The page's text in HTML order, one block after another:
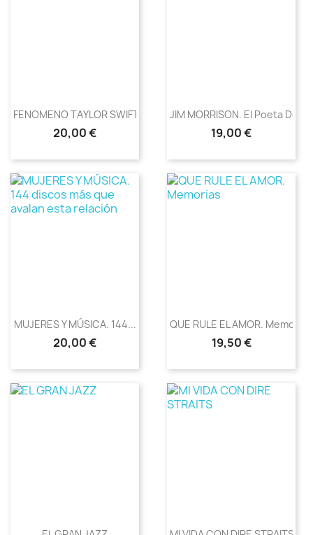
FENOMENO TAYLOR SWIFT
Precio
20,00 €
JIM MORRISON. El Poeta Del...
Precio
19,00 €
MUJERES Y MÚSICA. 144...
Precio
20,00 €
QUE RULE EL AMOR. Memorias
Precio
19,50 €